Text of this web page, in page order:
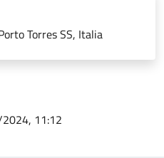
Torres SS, Italia
11:12